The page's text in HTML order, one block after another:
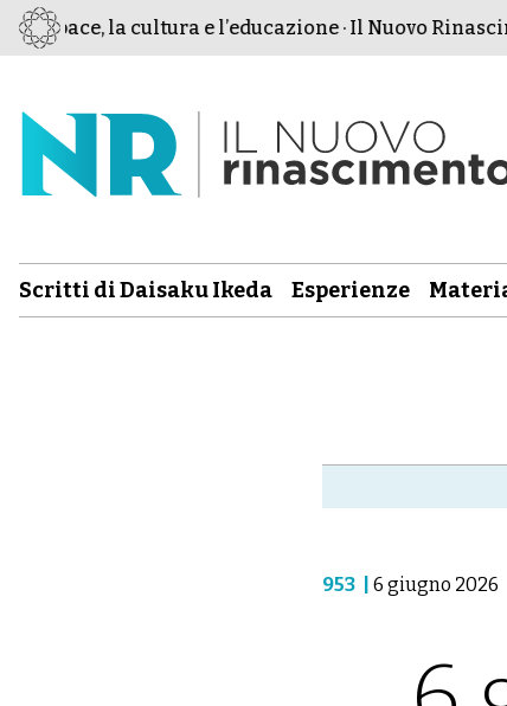
la pace, la cultura e l’educazione · Il Nuovo
Scritti di Daisaku Ikeda Esperienze
953 6 giugno 2026